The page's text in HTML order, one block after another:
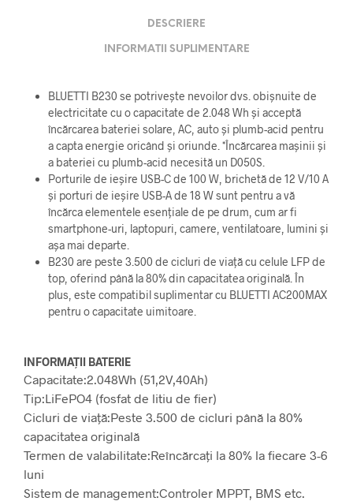
DESCRIERE
INFORMATII SUPLIMENTARE
BLUETTI B230 se potrivește nevoilor dvs. obișnuite de
electricitate cu o capacitate de 2.048 Wh și acceptă
încărcarea bateriei solare, AC, auto și plumb-acid pentru
a capta energie oricând și oriunde. *Încărcarea mașinii și
a bateriei cu plumb-acid necesită un D050S.
Porturile de ieșire USB-C de 100 W, brichetă de 12 V/10 A
și porturi de ieșire USB-A de 18 W sunt pentru a vă
încărca elementele esențiale de pe drum, cum ar fi
smartphone-uri, laptopuri, camere, ventilatoare, lumini și
așa mai departe.
B230 are peste 3.500 de cicluri de viață cu celule LFP de
top, oferind până la 80% din capacitatea originală. În
plus, este compatibil suplimentar cu BLUETTI AC200MAX
pentru o capacitate uimitoare.
INFORMAȚII BATERIE
Capacitate:2.048Wh (51,2V,40Ah)
Tip:LiFePO4 (fosfat de litiu de fier)
Cicluri de viață:Peste 3.500 de cicluri până la 80%
capacitatea originală
Termen de valabilitate:Reîncărcați la 80% la fiecare 3-6
luni
Sistem de management:Controler MPPT, BMS etc.